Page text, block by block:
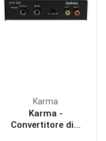
Karma
Karma -
Convertitore di...